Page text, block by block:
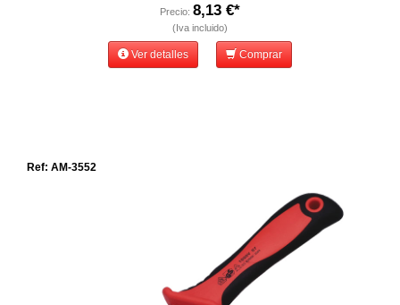
Precio: 8,13 €*
(Iva incluido)
Ver detalles Comprar
Ref: AM-3552